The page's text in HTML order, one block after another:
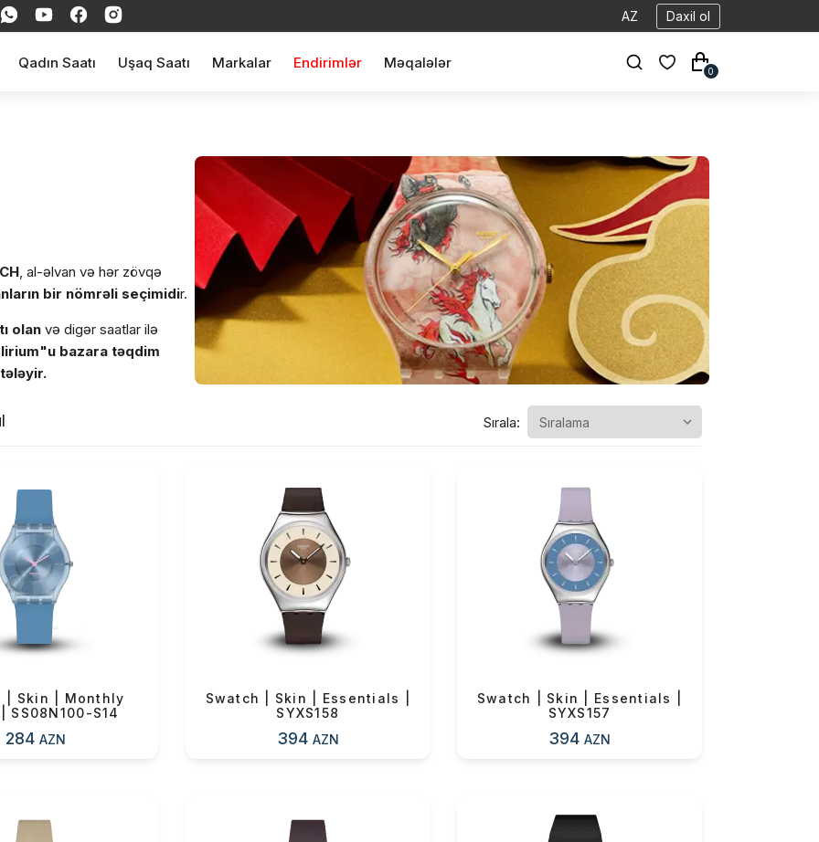
AZ Daxil ol
Qadın Saatı Uşaq Saatı Markalar Endirimlər Məqalələr
0
, al-əlvan və hər zövqə
bir nömrəli seçimidir.
olan və digər saatlar ilə
bazara təqdim
Sırala:
| Skin | Monthly
SS08N100-S14
284AZN
Swatch | Skin | Essentials |
SYXS158
394 AZN
Swatch | Skin | Essentials |
SYXS157
394 AZN